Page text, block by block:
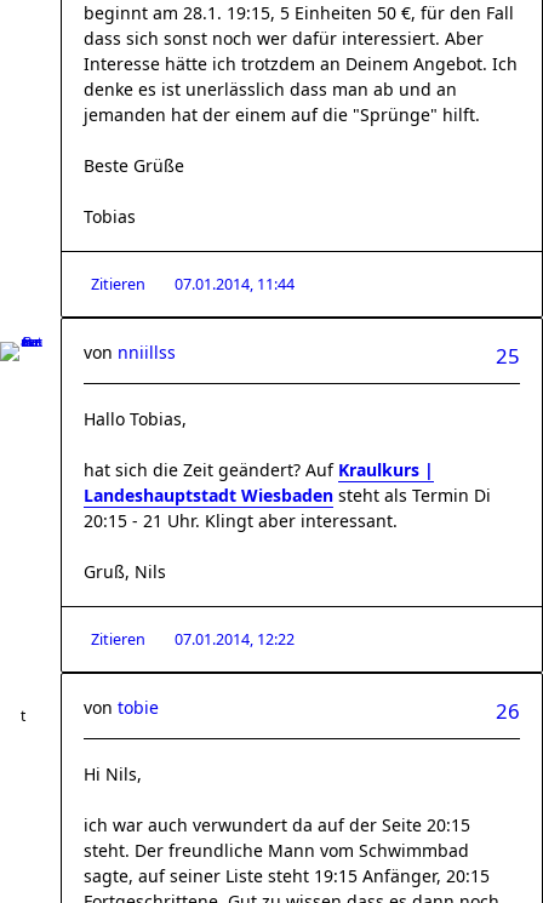
beginnt am 28.1. 19:15, 5 Einheiten 50 €, für den Fall
dass sich sonst noch wer dafür interessiert. Aber
Interesse hätte ich trotzdem an Deinem Angebot. Ich
denke es ist unerlässlich dass man ab und an
jemanden hat der einem auf die "Sprünge" hilft.
Beste Grüße
Tobias
Zitieren 07.01.2014, 11:44
25
von nniillss
Hallo Tobias,
hat sich die Zeit geändert? Auf Kraulkurs |
Landeshauptstadt Wiesbaden steht als Termin Di
20:15 - 21 Uhr. Klingt aber interessant.
Gruß, Nils
Zitieren 07.01.2014, 12:22
26
von tobie
Hi Nils,
ich war auch verwundert da auf der Seite 20:15
steht. Der freundliche Mann vom Schwimmbad
sagte, auf seiner Liste steht 19:15 Anfänger, 20:15